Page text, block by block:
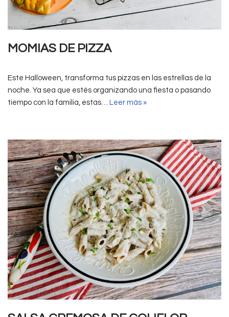
MOMIAS DE PIZZA
Este Halloween, transforma tus pizzas en las estrellas de la
noche. Ya sea que estés organizando una fiesta o pasando
tiempo con la familia, estas…
Leer más »